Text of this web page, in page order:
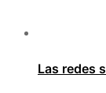
Las redes